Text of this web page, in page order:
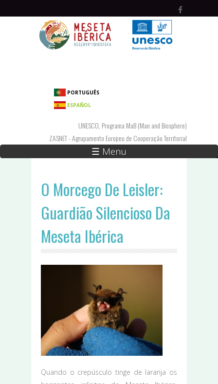
PORTUGUÊS
ESPAÑOL
UNESCO, Programa MaB (Man and Biosphere)
ZASNET - Agrupamento Europeu de Cooperação Territorial
☰ Menu
O Morcego De Leisler:
Guardião Silencioso Da
Meseta Ibérica
Quando o crepúsculo tinge de laranja os